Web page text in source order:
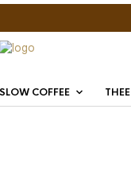
SLOW COFFEE THEE